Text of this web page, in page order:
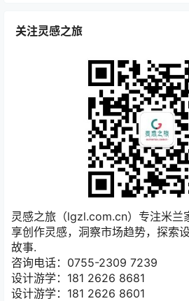
关注灵感之旅
灵感之旅（lgzl.com.cn）专注米兰
享创作灵感，洞察市场趋势，探索
故事.
咨询电话：0755-2309 7239
设计游学：181 2626 8681
设计游学：181 2626 8601